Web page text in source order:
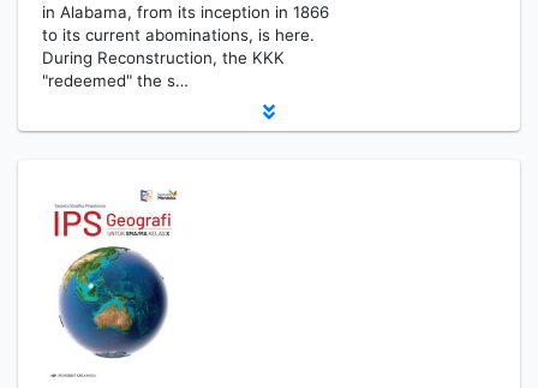
in Alabama, from its inception in 1866
to its current abominations, is here.
During Reconstruction, the KKK
"redeemed" the s…